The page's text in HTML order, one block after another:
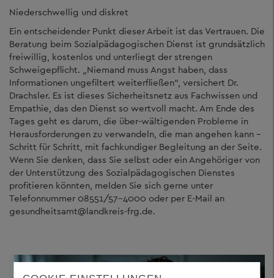
Niederschwellig und diskret
Ein entscheidender Punkt dieser Arbeit ist das Vertrauen. Die
Beratung beim Sozialpädagogischen Dienst ist grundsätzlich
freiwillig, kostenlos und unterliegt der strengen
Schweigepflicht. „Niemand muss Angst haben, dass
Informationen ungefiltert weiterfließen“, versichert Dr.
Drachsler. Es ist dieses Sicherheitsnetz aus Fachwissen und
Empathie, das den Dienst so wertvoll macht. Am Ende des
Tages geht es darum, die über-wältigenden Probleme in
Herausforderungen zu verwandeln, die man angehen kann –
Schritt für Schritt, mit fachkundiger Begleitung an der Seite.
Wenn Sie denken, dass Sie selbst oder ein Angehöriger von
der Unterstützung des Sozialpädagogischen Dienstes
profitieren könnten, melden Sie sich gerne unter
Telefonnummer 08551/57-4000 oder per E-Mail an
gesundheitsamt@landkreis-frg.de.